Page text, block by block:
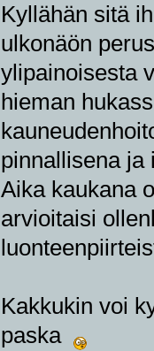
Kyllähän sitä
ulkonäön
ylipainoisesta
hieman
pinnallisena ja
Aika kaukana
arvioitaisi
Kakkukin voi
paska